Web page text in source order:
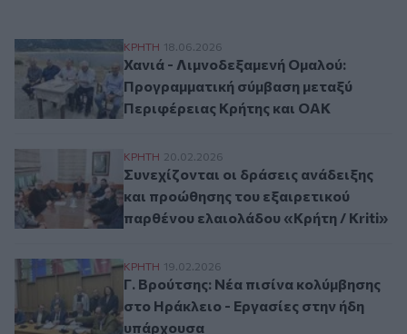
Χανιά - Λιμνοδεξαμενή Ομαλού:
ΚΡΗΤΗ 18.06.2026
Χανιά - Λιμνοδεξαμενή Ομαλού:
Προγραμματική σύμβαση μεταξύ
Περιφέρειας Κρήτης και ΟΑΚ
Συνεχίζονται οι δράσεις ανάδειξης και
ΚΡΗΤΗ 20.02.2026
Συνεχίζονται οι δράσεις ανάδειξης
και προώθησης του εξαιρετικού
παρθένου ελαιολάδου «Κρήτη / Kriti»
Γ. Βρούτσης: Νέα πισίνα κολύμβησης
ΚΡΗΤΗ 19.02.2026
Γ. Βρούτσης: Νέα πισίνα κολύμβησης
στο Ηράκλειο - Εργασίες στην ήδη
υπάρχουσα